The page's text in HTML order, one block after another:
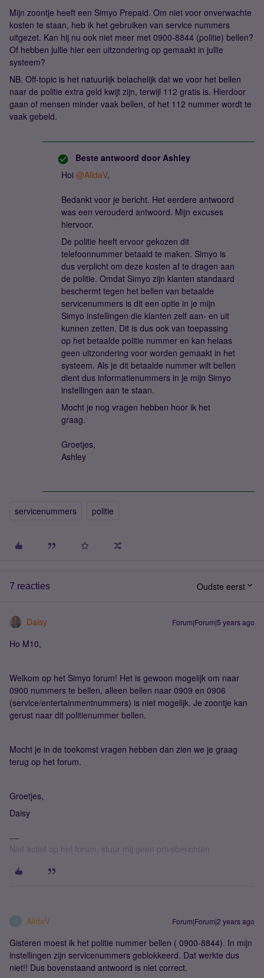
Mijn zoontje heeft een Simyo Prepaid. Om niet voor onverwachte
kosten te staan, heb ik het gebruiken van service nummers
uitgezet. Kan hij nu ook niet meer met 0900-8844 (politie) bellen?
Of hebben jullie hier een uitzondering op gemaakt in jullie
systeem?
NB. Off-topic is het natuurlijk belachelijk dat we voor het bellen
naar de politie extra geld kwijt zijn, terwijl 112 gratis is. Hierdoor
gaan of mensen minder vaak bellen, of het 112 nummer wordt te
vaak gebeld.
Beste antwoord door Ashley
Hoi @AlidaV,
Bedankt voor je bericht. Het eerdere antwoord
was een verouderd antwoord. Mijn excuses
hiervoor.
De politie heeft ervoor gekozen dit
telefoonnummer betaald te maken. Simyo is
dus verplicht om deze kosten af te dragen aan
de politie. Omdat Simyo zijn klanten standaard
beschermt tegen het bellen van betaalde
servicenummers is dit een optie in je mijn
Simyo instellingen die klanten zelf aan- en uit
kunnen zetten. Dit is dus ook van toepassing
op het betaalde politie nummer en kan helaas
geen uitzondering voor worden gemaakt in het
systeem. Als je dit betaalde nummer wilt bellen
dient dus informatienummers in je mijn Simyo
instellingen aan te staan.
Mocht je nog vragen hebben hoor ik het
graag.
Groetjes,
Ashley
servicenummers politie
7 reacties Oudste eerst
Daisy Forum|Forum|5 years ago
Ho M10,
Welkom op het Simyo forum! Het is gewoon mogelijk om naar
0900 nummers te bellen, alleen bellen naar 0909 en 0906
(service/entertainmentnummers) is niet mogelijk. Je zoontje kan
gerust naar dit politienummer bellen.
Mocht je in de toekomst vragen hebben dan zien we je graag
terug op het forum.
Groetjes,
Daisy
Niet actief op het forum, stuur mij geen privéberichten
A AlidaV Forum|Forum|2 years ago
Gisteren moest ik het politie nummer bellen ( 0900-8844). In mijn
instellingen zijn servicenummers geblokkeerd. Dat werkte dus
niet!! Dus bovenstaand antwoord is niet correct.